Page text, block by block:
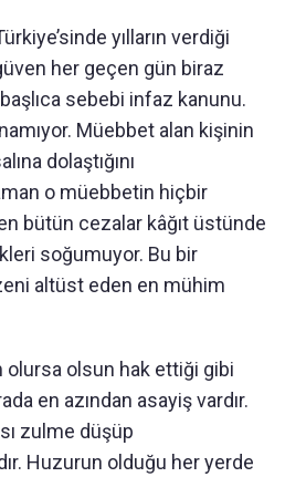
yılların verdiği
her geçen gün biraz
sebebi infaz kanunu.
Müebbet alan kişinin
dolaştığını
o müebbetin hiçbir
bütün cezalar kâğıt üstünde
soğumuyor. Bu bir
altüst eden en mühim
olursa olsun hak ettiği gibi
en azından asayiş vardır.
zulme düşüp
Huzurun olduğu her yerde